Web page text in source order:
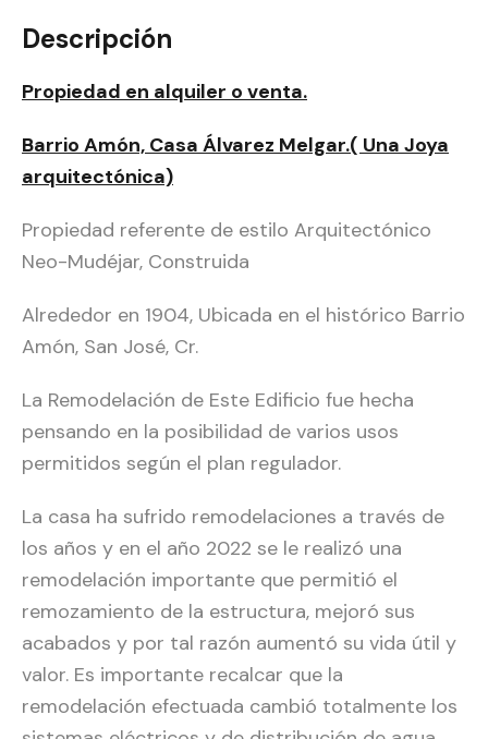
Descripción
Propiedad en alquiler o venta.
Barrio Amón, Casa Álvarez Melgar.( Una Joya
arquitectónica)
Propiedad referente de estilo Arquitectónico
Neo-Mudéjar, Construida
Alrededor en 1904, Ubicada en el histórico Barrio
Amón, San José, Cr.
La Remodelación de Este Edificio fue hecha
pensando en la posibilidad de varios usos
permitidos según el plan regulador.
La casa ha sufrido remodelaciones a través de
los años y en el año 2022 se le realizó una
remodelación importante que permitió el
remozamiento de la estructura, mejoró sus
acabados y por tal razón aumentó su vida útil y
valor. Es importante recalcar que la
remodelación efectuada cambió totalmente los